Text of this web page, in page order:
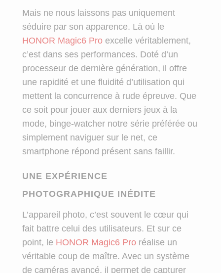
Mais ne nous laissons pas uniquement
séduire par son apparence. Là où le
HONOR Magic6 Proexcelle véritablement,
c’est dans ses performances. Doté d’un
processeur de dernière génération, il offre
une rapidité et une fluidité d’utilisation qui
mettent la concurrence à rude épreuve. Que
ce soit pour jouer aux derniers jeux à la
mode, binge-watcher notre série préférée ou
simplement naviguer sur le net, ce
smartphone répond présent sans faillir.
UNE EXPÉRIENCE
PHOTOGRAPHIQUE INÉDITE
L’appareil photo, c’est souvent le cœur qui
fait battre celui des utilisateurs. Et sur ce
point, le HONOR Magic6 Proréalise un
véritable coup de maître. Avec un système
de caméras avancé, il permet de capturer